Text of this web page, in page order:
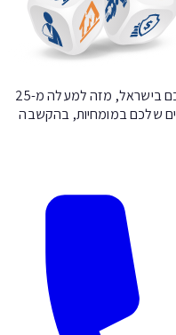
סוכן הביטוח דובר הצרפתית, העצמאי שלכם בישראל, מזה למעלה מ-25
שלכם במומחיות, בהקשבה